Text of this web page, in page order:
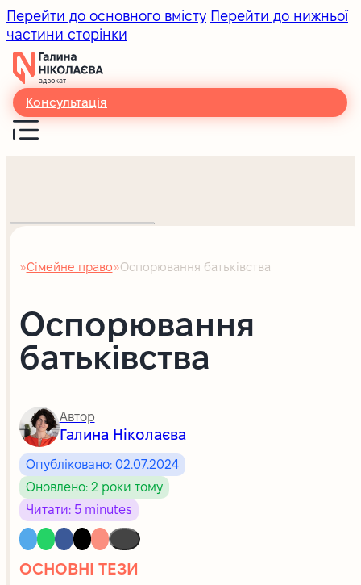
Перейти до основного вмісту Перейти до нижньої
частини сторінки
Консультація
Головна
Сімейне право Оспорювання батьківства
Оспорювання
батьківства
Автор
Галина Ніколаєва
Опубліковано: 02.07.2024
Оновлено: 2 роки тому
Читати: 5 minutes
ОСНОВНІ ТЕЗИ